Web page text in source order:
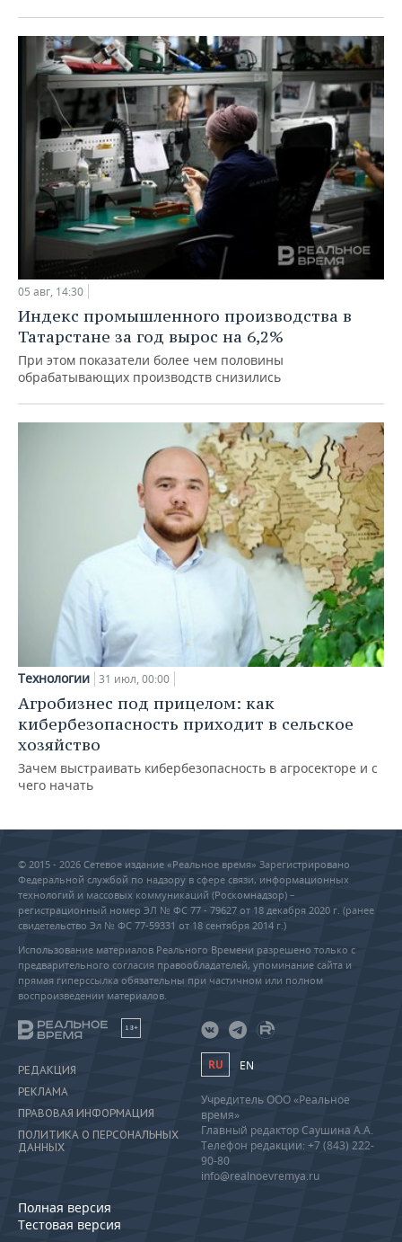
05 авг, 14:30
Индекс промышленного производства в
Татарстане за год вырос на 6,2%
При этом показатели более чем половины
обрабатывающих производств снизились
Технологии 31 июл, 00:00
Агробизнес под прицелом: как
кибербезопасность приходит в сельское
хозяйство
Зачем выстраивать кибербезопасность в агросекторе и с
чего начать
© 2015 - 2026 Сетевое издание «Реальное время» Зарегистрировано
Федеральной службой по надзору в сфере связи, информационных
технологий и массовых коммуникаций (Роскомнадзор) –
регистрационный номер ЭЛ № ФС 77 - 79627 от 18 декабря 2020 г. (ранее
свидетельство Эл № ФС 77-59331 от 18 сентября 2014 г.)
Использование материалов Реального Времени разрешено только с
предварительного согласия правообладателей, упоминание сайта и
прямая гиперссылка обязательны при частичном или полном
воспроизведении материалов.
18+
РЕДАКЦИЯ
РЕКЛАМА
ПРАВОВАЯ ИНФОРМАЦИЯ
ПОЛИТИКА О ПЕРСОНАЛЬНЫХ
ДАННЫХ
Полная версия
Тестовая версия
RU EN
Учредитель ООО «Реальное
время»
Главный редактор Саушина А.А.
Телефон редакции: +7 (843) 222-
90-80
info@realnoevremya.ru